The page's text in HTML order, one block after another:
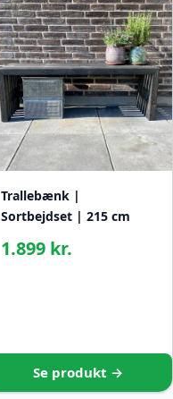
Trallebænk |
Sortbejdset | 215 cm
1.899 kr.
Se produkt →